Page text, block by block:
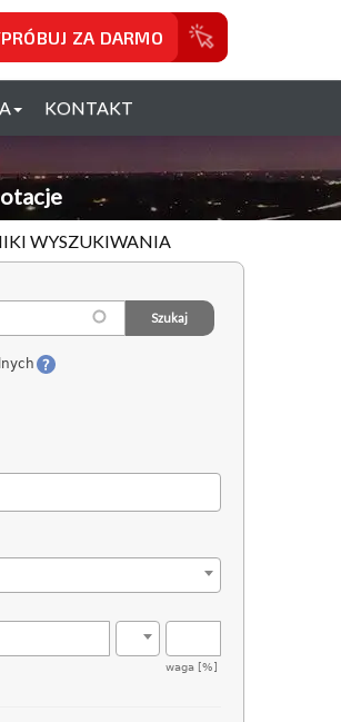
ZA DARMO
KONTAKT
WYSZUKIWANIA
waga [%]